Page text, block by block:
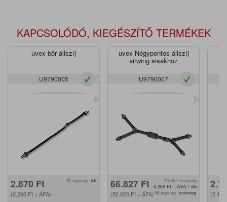
KAPCSOLÓDÓ, KIEGÉSZÍTŐ TERMÉKEK
uvex bőr állszíj
U9790005
2.870 Ft
(2.260 Ft + ÁFA)
M.egység: db
uvex Négypontos állszíj
airwing sisakhoz
U9790007
66.827 Ft
(52.620 Ft + ÁFA)
10 db / csomag
5.262 Ft + ÁFA / db
M.egység: csomag (2.160